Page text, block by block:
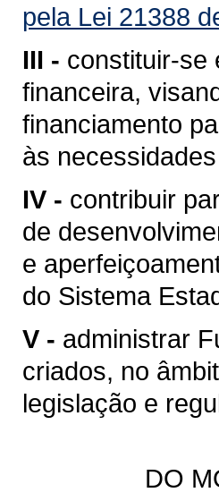
pela Lei 21388
III - constituir-se
financeira,
financiamento
às
IV - contribuir
de
e
do Sistema
V - administrar
criados, no
legislação e
DO